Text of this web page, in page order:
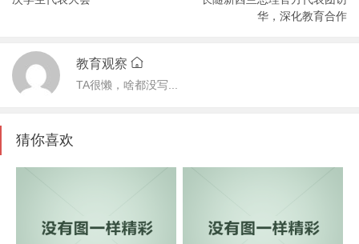
华，深化教育合作
教育观察
TA很懒，啥都没写...
猜你喜欢